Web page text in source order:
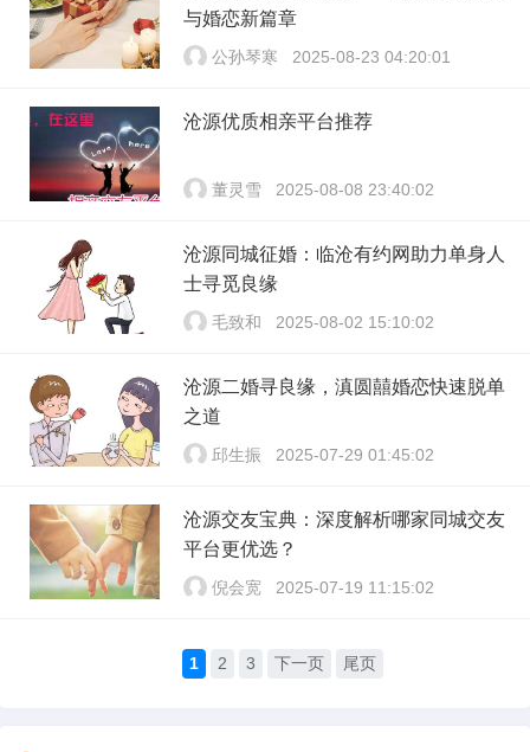
与婚恋新篇章
公孙琴寒 2025-08-23 04:20:01
沧源优质相亲平台推荐
董灵雪 2025-08-08 23:40:02
沧源同城征婚：临沧有约网助力单身人
士寻觅良缘
毛致和 2025-08-02 15:10:02
沧源二婚寻良缘，滇圆囍婚恋快速脱单
之道
邱生振 2025-07-29 01:45:02
沧源交友宝典：深度解析哪家同城交友
平台更优选？
倪会宽 2025-07-19 11:15:02
1 2 3 下一页 尾页